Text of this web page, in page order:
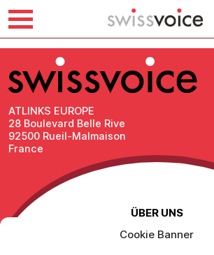
Cookie Banner
Skip
content
bol.com
ATLINKS EUROPE
28 Boulevard Belle Rive
92500 Rueil-Malmaison
France
ÜBER UNS
Kontaktiere uns